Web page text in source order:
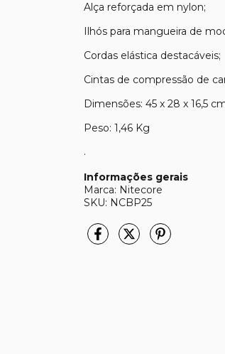
Alça reforçada em nylon;
Ilhós para mangueira de
Cordas elástica destacáveis;
Cintas de compressão de
Dimensões: 45 x 28 x 16,5
Peso: 1,46 Kg
.
Informações gerais
Marca: Nitecore
SKU: NCBP25